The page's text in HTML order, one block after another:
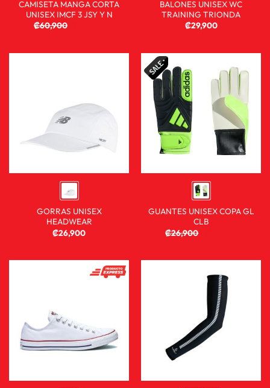
CAMISETA MANGA CORTA
UNISEX IMCF 3 JSY Y N
₡60,900
BALONES UNISEX WC
TRAINING TRIONDA
₡29,900
GORRAS UNISEX
HEADWEAR
₡26,900
GUANTES UNISEX COPA GL
CLB
₡26,900